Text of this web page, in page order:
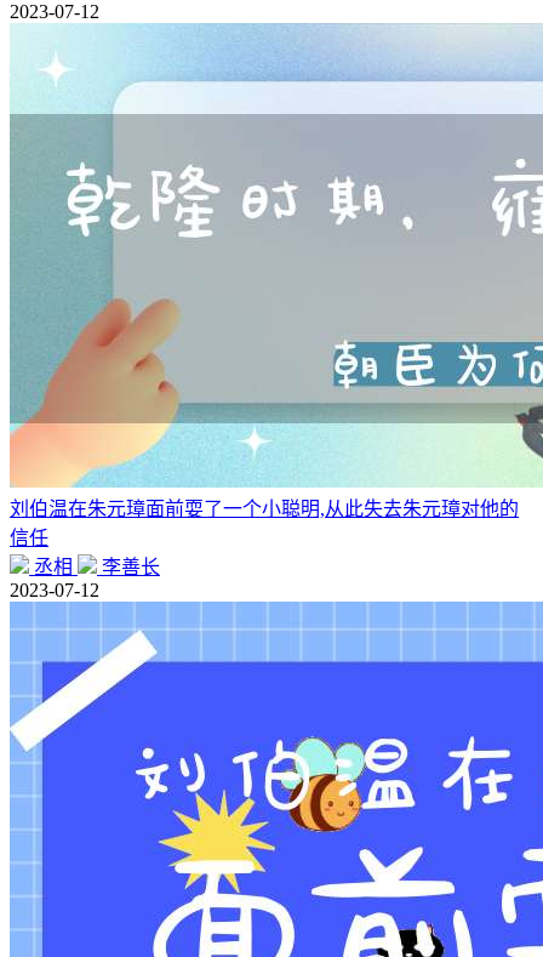
2023-07-12
刘伯温在朱元璋面前耍了一个小聪明,从此失去朱元璋对他的
信任
丞相
李善长
2023-07-12